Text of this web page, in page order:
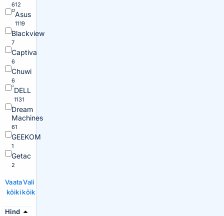
612
Asus
1119
Blackview
7
Captiva
6
Chuwi
6
DELL
1131
Dream
Machines
61
GEEKOM
1
Getac
2
Vaata
kõiki
Vali
kõik
Hind